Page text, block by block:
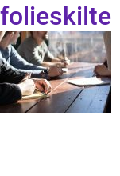
folieskilte